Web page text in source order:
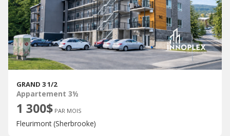
GRAND 3 1/2
Appartement 3½
1 300$ PAR MOIS
Fleurimont (Sherbrooke)